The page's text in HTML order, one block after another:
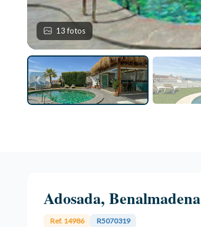
13 fotos
Adosada, Benalmadena
Ref. 14986 R5070319